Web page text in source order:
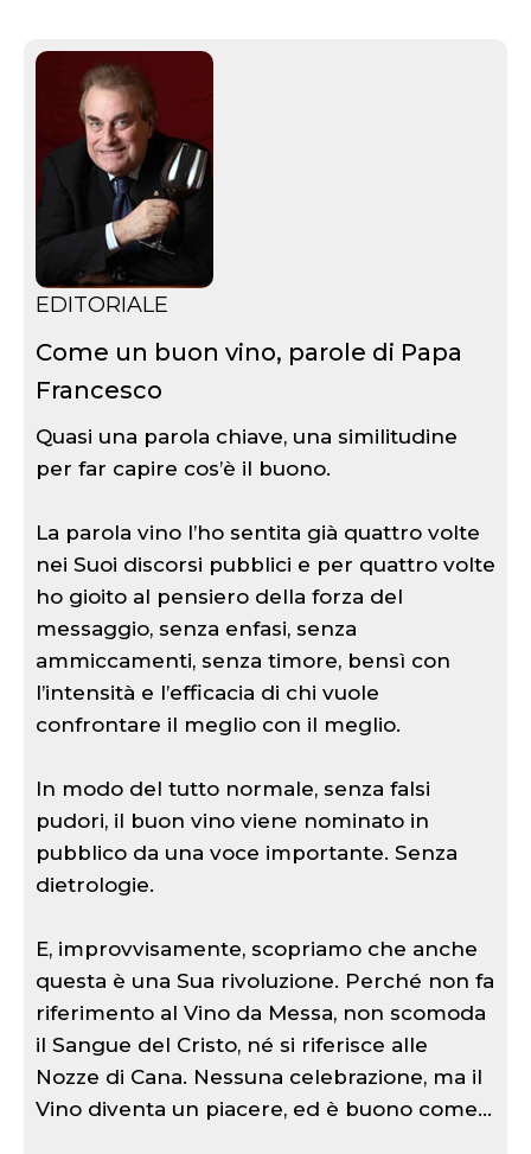
EDITORIALE
Come un buon vino, parole di Papa
Francesco
Quasi una parola chiave, una similitudine
per far capire cos’è il buono.
La parola vino l’ho sentita già quattro volte
nei Suoi discorsi pubblici e per quattro volte
ho gioito al pensiero della forza del
messaggio, senza enfasi, senza
ammiccamenti, senza timore, bensì con
l’intensità e l’efficacia di chi vuole
confrontare il meglio con il meglio.
In modo del tutto normale, senza falsi
pudori, il buon vino viene nominato in
pubblico da una voce importante. Senza
dietrologie.
E, improvvisamente, scopriamo che anche
questa è una Sua rivoluzione. Perché non fa
riferimento al Vino da Messa, non scomoda
il Sangue del Cristo, né si riferisce alle
Nozze di Cana. Nessuna celebrazione, ma il
Vino diventa un piacere, ed è buono come...